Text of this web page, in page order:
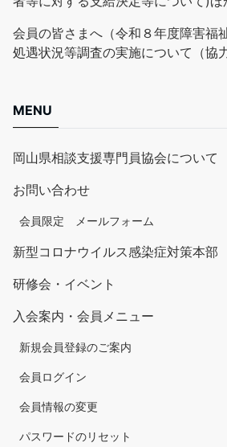
会員の皆さまへ（令和８年度障害福
処遇状況等調査の実施について（協
MENU
岡山県相談支援専門員協会について
お問い合わせ
会員限定 メールフォーム
新型コロナウイルス感染症対策本部
研修会・イベント
入会案内・会員メニュー
新規会員登録のご案内
会員ログイン
会員情報の変更
パスワードのリセット